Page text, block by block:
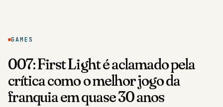
GAMES
007: First Light é aclamado pela
crítica como o melhor jogo da
franquia em quase 30 anos